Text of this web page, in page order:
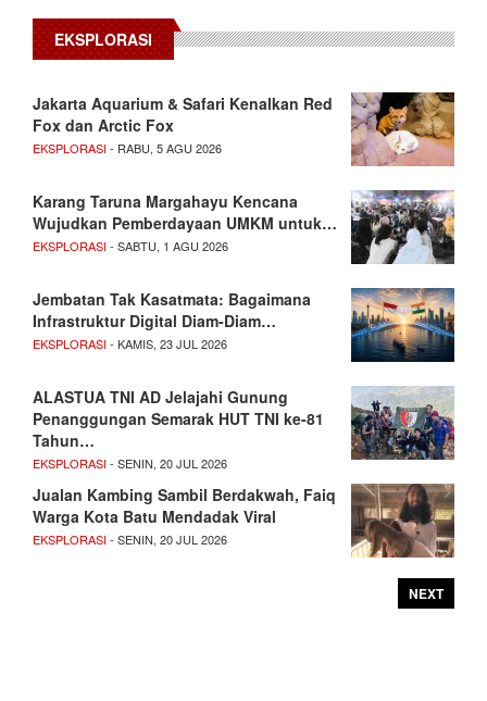
EKSPLORASI
Jakarta Aquarium & Safari Kenalkan Red
Fox dan Arctic Fox
EKSPLORASI- RABU, 5 AGU 2026
Karang Taruna Margahayu Kencana
Wujudkan Pemberdayaan UMKM untuk…
EKSPLORASI- SABTU, 1 AGU 2026
Jembatan Tak Kasatmata: Bagaimana
Infrastruktur Digital Diam-Diam…
EKSPLORASI- KAMIS, 23 JUL 2026
ALASTUA TNI AD Jelajahi Gunung
Penanggungan Semarak HUT TNI ke-81
Tahun…
EKSPLORASI- SENIN, 20 JUL 2026
Jualan Kambing Sambil Berdakwah, Faiq
Warga Kota Batu Mendadak Viral
EKSPLORASI- SENIN, 20 JUL 2026
NEXT